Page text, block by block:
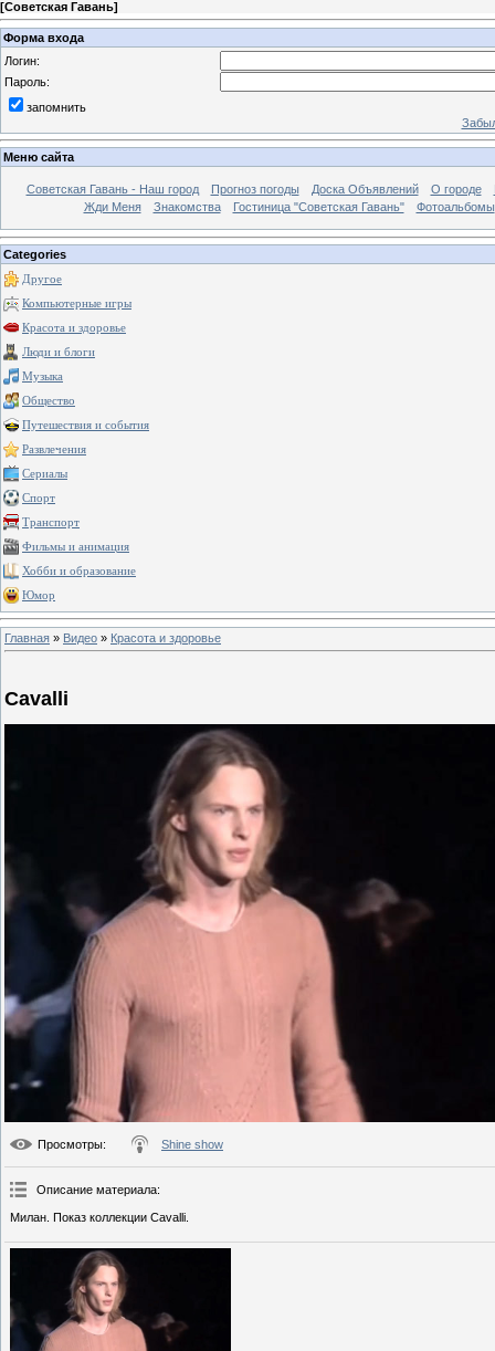
[Советская Гавань]
Форма входа
Логин:
Пароль:
запомнить
Меню сайта
Советская Гавань - Наш город Прогноз погоды Доска Объявлений О городе
Жди Меня
Знакомства Гостиница "Советская Гавань" Фотоальбомы
Categories
Другое
Компьютерные игры
Красота и здоровье
Люди и блоги
Музыка
Общество
Путешествия и события
Развлечения
Сериалы
Спорт
Транспорт
Фильмы и анимация
Хобби и образование
Юмор
Главная » Видео » Красота и здоровье
Cavalli
Просмотры: Shine show
Описание материала:
Милан. Показ коллекции Cavalli.